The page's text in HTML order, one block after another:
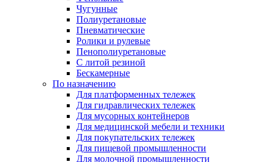
Чугунные
Полиуретановые
Пневматические
Ролики и рулевые
Пенополиуретановые
С литой резиной
Бескамерные
По назначению
Для платформенных тележек
Для гидравлических тележек
Для мусорных контейнеров
Для медицинской мебели и техники
Для покупательских тележек
Для пищевой промышленности
Для молочной промышленности